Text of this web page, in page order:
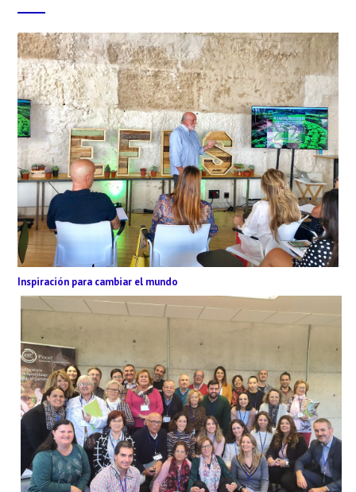
Inspiración para cambiar el mundo